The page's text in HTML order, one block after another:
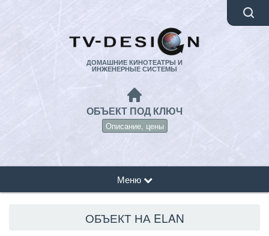
ДОМАШНИЕ КИНОТЕАТРЫ И
ИНЖЕНЕРНЫЕ СИСТЕМЫ
ОБЪЕКТ ПОД КЛЮЧ
Описание, цены
Меню
ОБЪЕКТ НА ELAN